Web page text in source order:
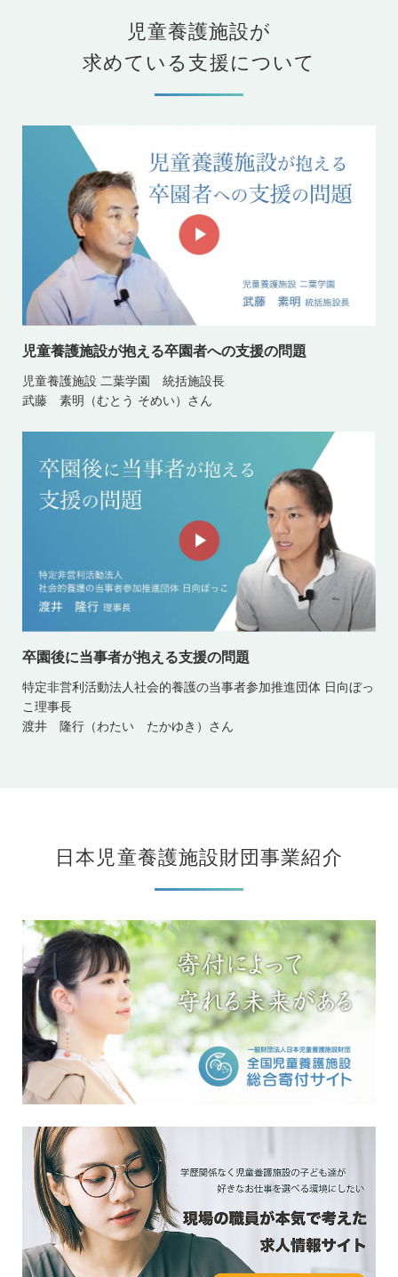
児童養護施設が
求めている支援について
児童養護施設が抱える卒園者への支援の問題
児童養護施設 二葉学園 統括施設長
武藤 素明（むとう そめい）さん
卒園後に当事者が抱える支援の問題
特定非営利活動法人社会的養護の当事者参加推進団体 日向ぼっ
こ理事長
渡井 隆行（わたい たかゆき）さん
日本児童養護施設財団事業紹介